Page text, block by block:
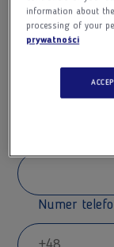
Numer
information about
processing of your
prywatności